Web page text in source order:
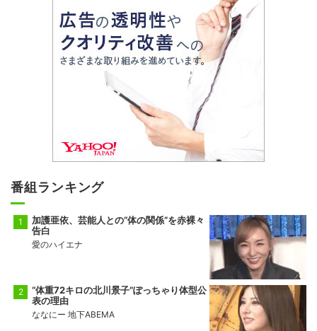
番組ランキング
加護亜依、芸能人との“体の関係”を赤裸々
告白
愛のハイエナ
“体重72キロの北川景子”ぽっちゃり体型公
表の理由
ななにー 地下ABEMA